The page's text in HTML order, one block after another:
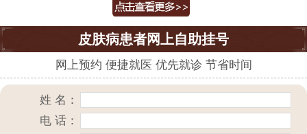
皮肤病患者网上自助挂号
网上预约 便捷就医 优先就诊 节省时间
姓 名：
电 话：